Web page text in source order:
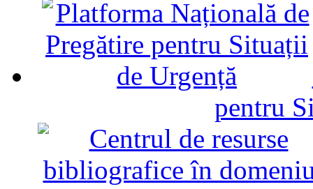
pentru